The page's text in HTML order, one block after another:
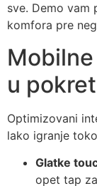
sve. Demo vam
komfora pre
u
Optimizovani
lako igranje
Glatke
opet tap